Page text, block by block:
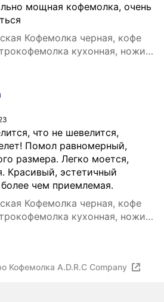
мощная кофемолка, очень
Кофемолка черная, кофе
кухонная, ножи
стали, домашняя, для
что не шевелится,
Помол равномерный,
размера. Легко моется,
Красивый, эстетичный
чем приемлемая.
Кофемолка черная, кофе
кухонная, ножи
стали, домашняя, для
Кофемолка A.D.R.C Company